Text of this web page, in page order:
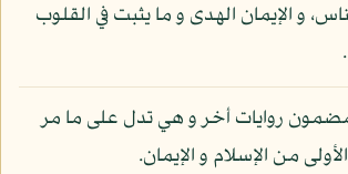
و الإيمان الهدى و ما يثبت في القلوب
روايات أخر و هي تدل على ما مر
من الإسلام و الإيمان.